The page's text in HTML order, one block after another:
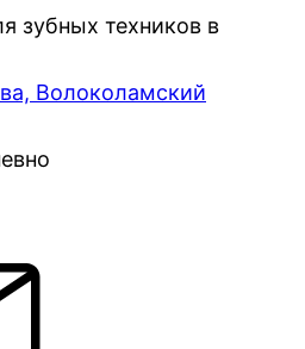
зубных техников в
Волоколамский